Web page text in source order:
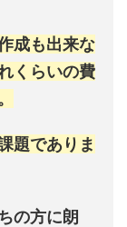
成も出来な
くらいの費
題でありま
の方に朗